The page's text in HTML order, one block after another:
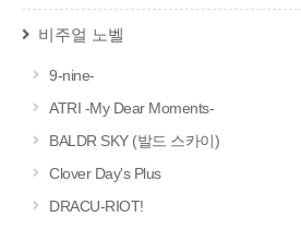
비주얼 노벨
9-nine-
ATRI -My Dear Moments-
BALDR SKY (발드 스카이)
Clover Day's Plus
DRACU-RIOT!